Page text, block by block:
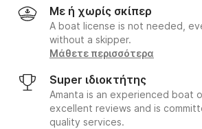
Με ή χωρίς σκίπερ
A boat license is not needed,
without a skipper.
Μάθετε περισσότερα
Super ιδιοκτήτης
Amanta is an experienced boat
excellent reviews and is
quality services.